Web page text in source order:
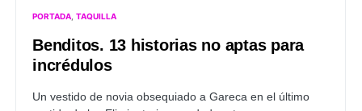
PORTADA TAQUILLA
Benditos. 13 historias no aptas para
incrédulos
Un vestido de novia obsequiado a Gareca en el último